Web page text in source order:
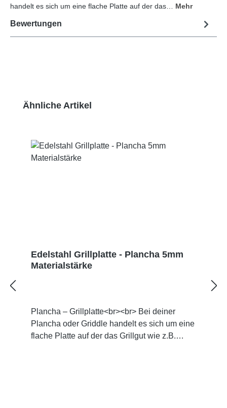
handelt es sich um eine flache Platte auf der das… Mehr
Bewertungen
Produktgalerie überspringen
Ähnliche Artikel
Edelstahl Grillplatte - Plancha 5mm
Materialstärke
Plancha – Grillplatte<br><br> Bei deiner
Plancha oder Griddle handelt es sich um eine
flache Platte auf der das Grillgut wie z.B.